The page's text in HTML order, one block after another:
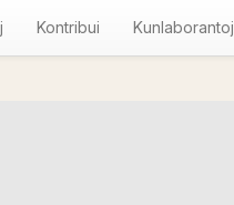
Kontribui Kunlaborantoj